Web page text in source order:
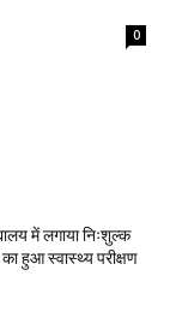
0
में लगाया निःशुल्क
का हुआ स्वास्थ्य परीक्षण